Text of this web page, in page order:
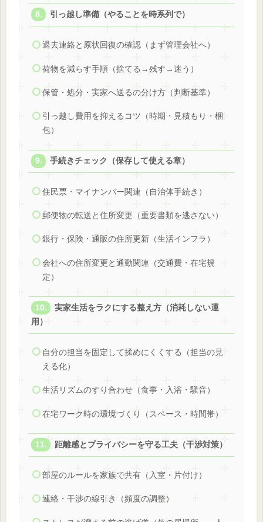
引っ越し準備（やることを時系列で）
退去連絡と原状回復の確認（まず管理会社へ）
荷物を減らす手順（捨てる→残す→迷う）
保管・処分・実家へ送るの分け方（判断基準）
引っ越し費用を抑えるコツ（時期・見積もり・梱
包）
手続きチェック（保存して使える章）
住民票・マイナンバー関連（自治体手続き）
郵便物の転送と住所変更（重要書類を逃さない）
銀行・保険・通販の住所更新（生活インフラ）
会社への住所変更と通勤関連（交通費・在宅規
定）
実家生活をラクにする整え方（消耗しない運
用）
自分の担当を固定して揉めにくくする（担当の見
える化）
生活リズムのすり合わせ（食事・入浴・騒音）
在宅ワーク時の環境づくり（スペース・時間帯）
距離感とプライバシーを守る工夫（干渉対策）
部屋のルールを家族で共有（入室・片付け）
連絡・干渉の線引き（頻度の調整）